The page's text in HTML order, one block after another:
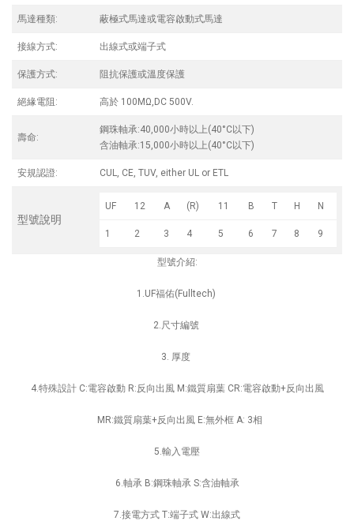
馬達種類: 蔽極式馬達或電容啟動式馬達
接線方式: 出線式或端子式
保護方式: 阻抗保護或溫度保護
絕緣電阻: 高於 100MΩ,DC 500V.
壽命:
鋼珠軸承:40,000小時以上(40°C以下)
含油軸承:15,000小時以上(40°C以下)
安規認證: CUL, CE, TUV, either UL or ETL
型號說明
UF 12 A (R) 11 B T H N
1 2 3 4 5 6 7 8 9
型號介紹:
1.UF福佑(Fulltech)
2.尺寸編號
3. 厚度
4.特殊設計 C:電容啟動 R:反向出風 M:鐵質扇葉 CR:電容啟動+反向出風
MR:鐵質扇葉+反向出風 E:無外框 A: 3相
5.輸入電壓
6.軸承 B:鋼珠軸承 S:含油軸承
7.接電方式 T:端子式 W:出線式